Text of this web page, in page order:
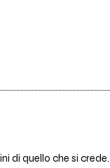
di quello che si crede.